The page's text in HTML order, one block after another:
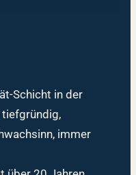
Schicht in der
immer